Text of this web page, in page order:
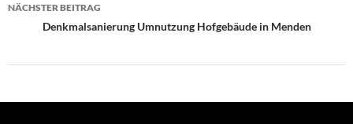
NÄCHSTER BEITRAG
Denkmalsanierung Umnutzung Hofgebäude in Menden